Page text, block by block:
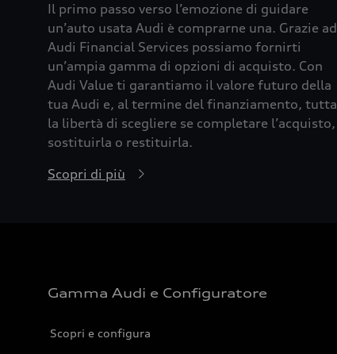
Il primo passo verso l’emozione di guidare
un’auto usata Audi è comprarne una. Grazie ad
Audi Financial Services possiamo fornirti
un’ampia gamma di opzioni di acquisto. Con
Audi Value ti garantiamo il valore futuro della
tua Audi e, al termine del finanziamento, tutta
la libertà di scegliere se completare l’acquisto,
sostituirla o restituirla.
Scopri di più
Gamma Audi e Configuratore
Scopri e configura